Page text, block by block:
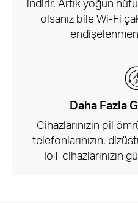
olsanız bile Wi-Fi
Daha Fazla
Cihazlarınızın pil
telefonlarınızın,
IoT cihazlarınızın